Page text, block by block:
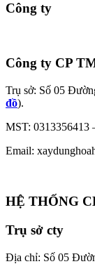
Công ty
Công ty CP
Trụ sở: Số 05
đồ).
MST: 0313356413
Email:
HỆ THỐNG
Trụ sở cty
Địa chỉ: Số 05